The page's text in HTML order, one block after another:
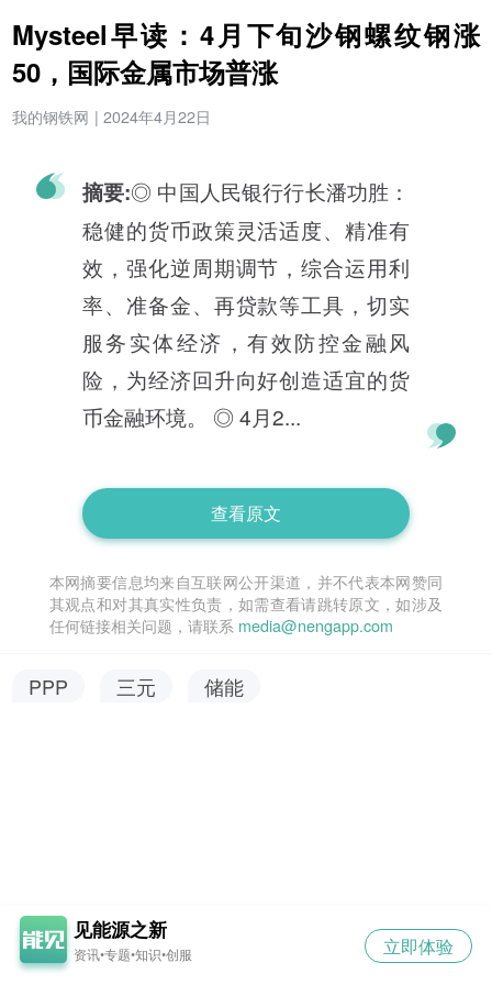
Mysteel早读：4月下旬沙钢螺纹钢涨
50，国际金属市场普涨
我的钢铁网 | 2024年4月22日
摘要:◎ 中国人民银行行长潘功胜：
稳健的货币政策灵活适度、精准有
效，强化逆周期调节，综合运用利
率、准备金、再贷款等工具，切实
服务实体经济，有效防控金融风
险，为经济回升向好创造适宜的货
币金融环境。 ◎ 4月2...
查看原文
本网摘要信息均来自互联网公开渠道，并不代表本网赞同
其观点和对其真实性负责，如需查看请跳转原文，如涉及
任何链接相关问题，请联系 media@nengapp.com
PPP 三元 储能
见能源之新
资讯•专题•知识•创服 立即体验